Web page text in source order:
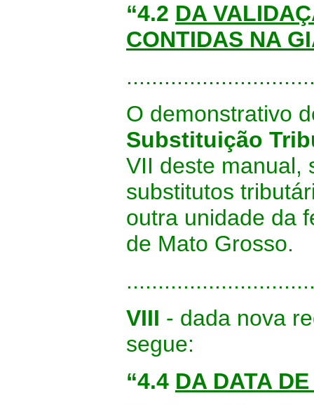
“4.2 DA
CONTIDAS NA
O demonstrativo
Substituição
VII deste manual,
substitutos
outra unidade da
de Mato Grosso.
VIII - dada nova
segue:
“4.4 DA DATA